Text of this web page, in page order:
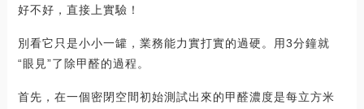
好不好，直接上實驗！
別看它只是小小一罐，業務能力實打實的過硬。用3分鐘就
“眼見”了除甲醛的過程。
首先，在一個密閉空間初始測試出來的甲醛濃度是每立方米